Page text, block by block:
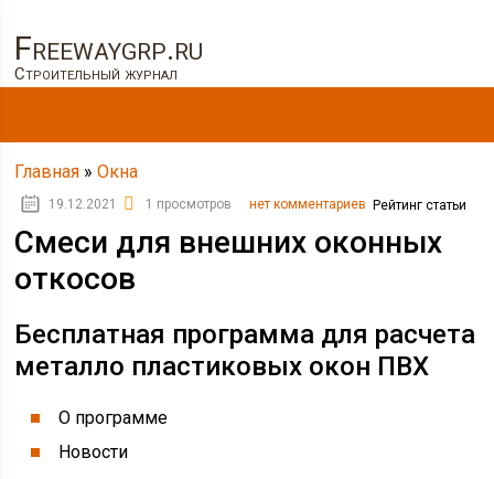
Freewaygrp.ru
Строительный журнал
Главная »Окна
19.12.2021 1 просмотров нет комментариев Рейтинг статьи
Смеси для внешних оконных
откосов
Бесплатная программа для расчета
металло пластиковых окон ПВХ
О программе
Новости